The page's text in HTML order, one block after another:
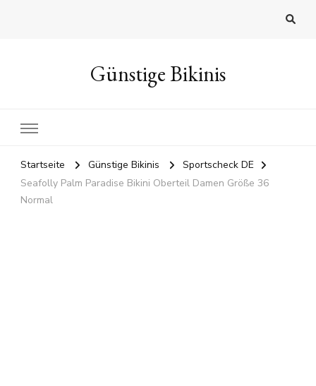
Günstige Bikinis
Startseite Günstige Bikinis
Sportscheck DE
Seafolly Palm Paradise Bikini Oberteil Damen Größe 36
Normal